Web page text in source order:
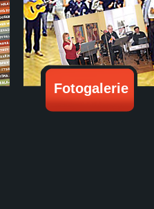
Fotogalerie